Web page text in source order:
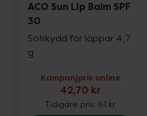
ACO Sun Lip Balm SPF
30
Solskydd för läppar 4,7
g
Kampanjpris online
42,70 kr
Tidigare pris: 61 kr